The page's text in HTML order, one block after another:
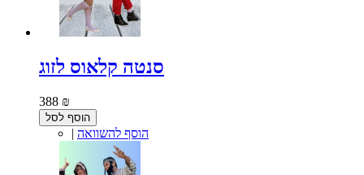
סנטה קלאוס לזוג
388 ₪
הוסף לסל
| הוסף להשוואה